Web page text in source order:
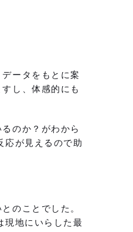
ータをもとに案
し、体感的にも
のか？がわから
応が見えるので助
のことでした。
現地にいらした最